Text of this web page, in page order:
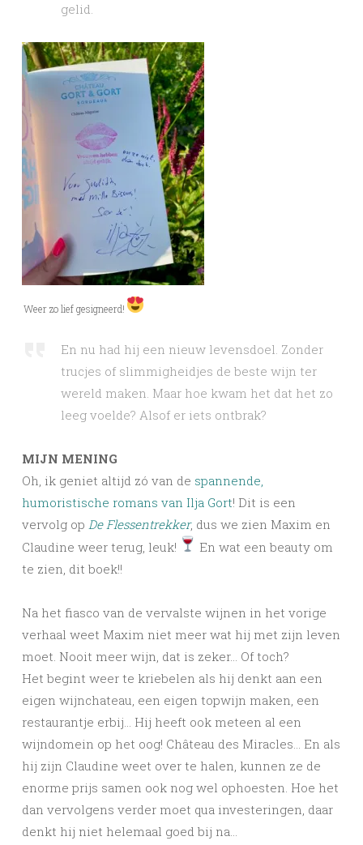
gelid.
Weer zo lief gesigneerd!
En nu had hij een nieuw levensdoel. Zonder
trucjes of slimmigheidjes de beste wijn ter
wereld maken. Maar hoe kwam het dat het zo
leeg voelde? Alsof er iets ontbrak?
MIJN MENING
Oh, ik geniet altijd zó van de spannende,
humoristische romans van Ilja Gort! Dit is een
vervolg op De Flessentrekker, dus we zien Maxim en
Claudine weer terug, leuk!
En wat een beauty om
te zien, dit boek!!
Na het fiasco van de vervalste wijnen in het vorige
verhaal weet Maxim niet meer wat hij met zijn leven
moet. Nooit meer wijn, dat is zeker… Of toch?
Het begint weer te kriebelen als hij denkt aan een
eigen wijnchateau, een eigen topwijn maken, een
restaurantje erbij… Hij heeft ook meteen al een
wijndomein op het oog! Château des Miracles… En als
hij zijn Claudine weet over te halen, kunnen ze de
enorme prijs samen ook nog wel ophoesten. Hoe het
dan vervolgens verder moet qua investeringen, daar
denkt hij niet helemaal goed bij na…